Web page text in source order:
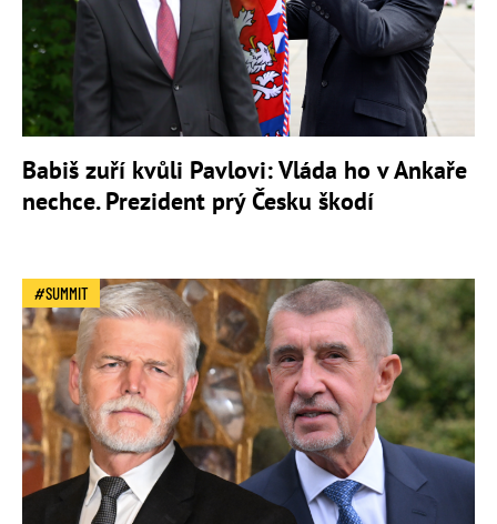
Babiš zuří kvůli Pavlovi: Vláda ho v Ankaře
nechce. Prezident prý Česku škodí
SUMMIT